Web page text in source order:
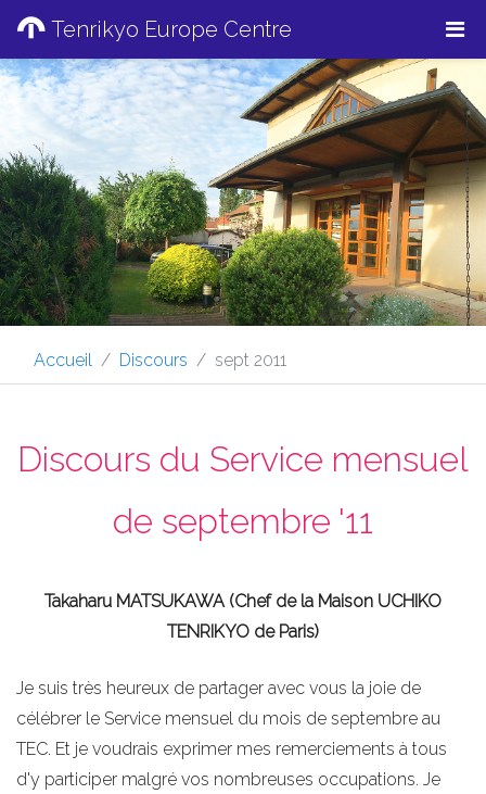
Tenrikyo Europe Centre
Accueil Discours sept 2011
Discours du Service mensuel
de septembre '11
Takaharu MATSUKAWA(Chef de la Maison UCHIKO
TENRIKYO de Paris)
Je suis très heureux de partager avec vous la joie de
célébrer le Service mensuel du mois de septembre au
TEC. Et je voudrais exprimer mes remerciements à tous
d'y participer malgré vos nombreuses occupations. Je